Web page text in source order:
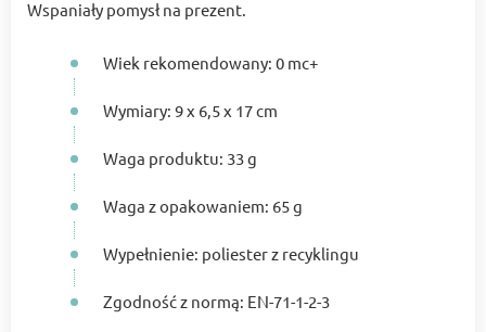
Wspaniały pomysł na prezent.
Wiek rekomendowany: 0 mc+
Wymiary: 9 x 6,5 x 17 cm
Waga produktu: 33 g
Waga z opakowaniem: 65 g
Wypełnienie: poliester z recyklingu
Zgodność z normą: EN-71-1-2-3